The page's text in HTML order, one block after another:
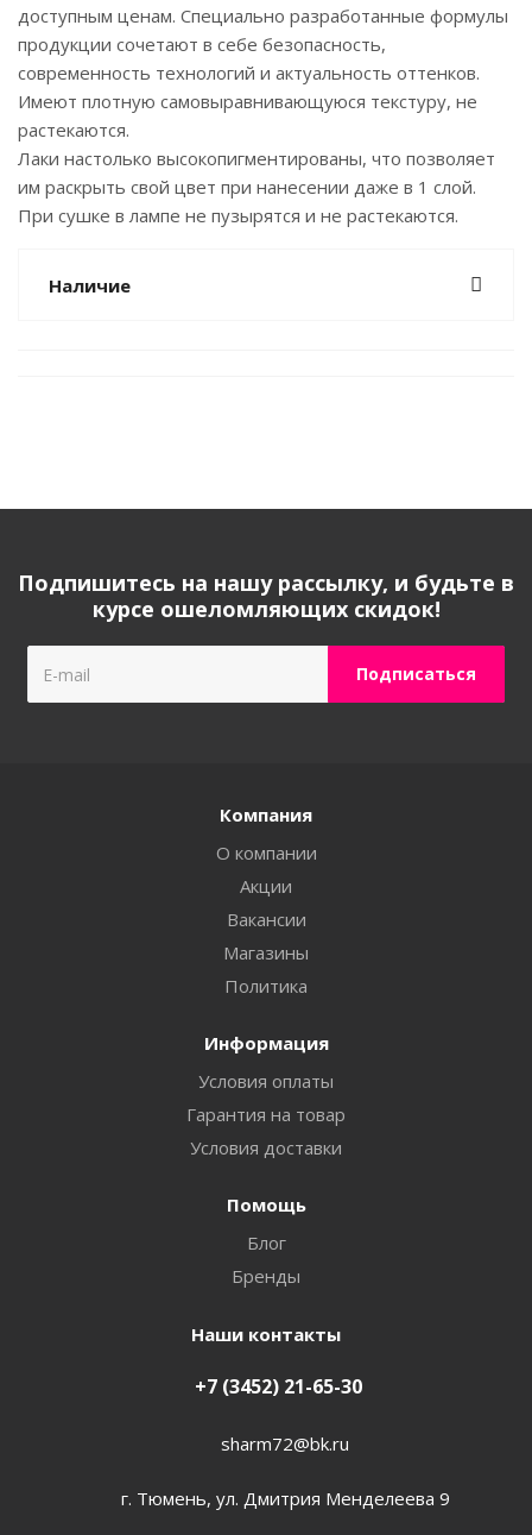
доступным ценам. Специально разработанные формулы
продукции сочетают в себе безопасность,
современность технологий и актуальность оттенков.
Имеют плотную самовыравнивающуюся текстуру, не
растекаются.
Лаки настолько высокопигментированы, что позволяет
им раскрыть свой цвет при нанесении даже в 1 слой.
При сушке в лампе не пузырятся и не растекаются.
Наличие
Подпишитесь на нашу рассылку, и будьте в
курсе ошеломляющих скидок!
Компания
О компании
Акции
Вакансии
Магазины
Политика
Информация
Условия оплаты
Гарантия на товар
Условия доставки
Помощь
Блог
Бренды
Наши контакты
+7 (3452) 21-65-30
sharm72@bk.ru
г. Тюмень, ул. Дмитрия Менделеева 9